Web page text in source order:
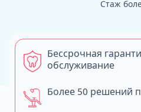
Стаж
Бессрочная
обслуживание
Более 50 решений